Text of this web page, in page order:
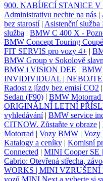
900. NABÍJECÍ STANICE
Administrativu nechte na nás |
bez starostí| Asistenční
služba | BMW C 400 X -
BMW Concept Touring Coupé
FIT SERVIS pro vozy 4+ |
BMW Group v Sokolově
BMW i VISION DEE | BMW
INVIDIVIDUAL |
Radost z jízdy bez emisí CO2 |
Sedan (F90) | BMW Motorrad
ORIGINÁLNÍ LETNÍ
vyhledávání| BMW service
CITNOW. Zůstaňte v obraze |
Motorrad | Vozy BMW |
Katalogy a ceníky | Komisní
Connected | MINI Cooper
Cabrio: Otevřená střecha,
WORKS | MINI
vozů MINI Next a vyberte si